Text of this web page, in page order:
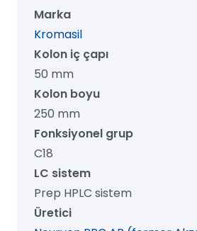
HPLC
Kolon,
µm,
mm
250
mm,
Marka
Kromasil
Kolon iç çapı
50 mm
Kolon boyu
250 mm
Fonksiyonel grup
C18
LC sistem
Prep HPLC sistem
Üretici